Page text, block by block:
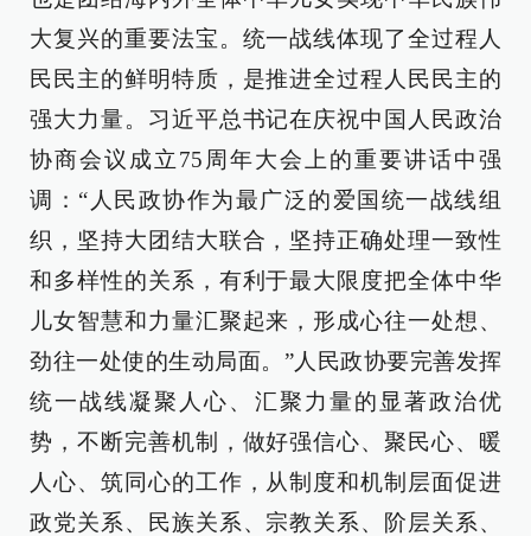
大复兴的重要法宝。统一战线体现了全过程人
民民主的鲜明特质，是推进全过程人民民主的
强大力量。习近平总书记在庆祝中国人民政治
协商会议成立75周年大会上的重要讲话中强
调：“人民政协作为最广泛的爱国统一战线组
织，坚持大团结大联合，坚持正确处理一致性
和多样性的关系，有利于最大限度把全体中华
儿女智慧和力量汇聚起来，形成心往一处想、
劲往一处使的生动局面。”人民政协要完善发挥
统一战线凝聚人心、汇聚力量的显著政治优
势，不断完善机制，做好强信心、聚民心、暖
人心、筑同心的工作，从制度和机制层面促进
政党关系、民族关系、宗教关系、阶层关系、